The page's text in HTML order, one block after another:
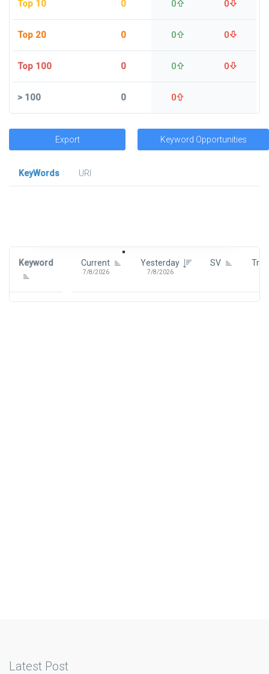
Top 10 0 0 0
Top 20 0 0 0
Top 100 0 0 0
>100 0 0
Export Keyword Opportunities
KeyWords
URl
Keyword Current
7/8/2026
Yesterday
7/8/2026
SV
Latest Post